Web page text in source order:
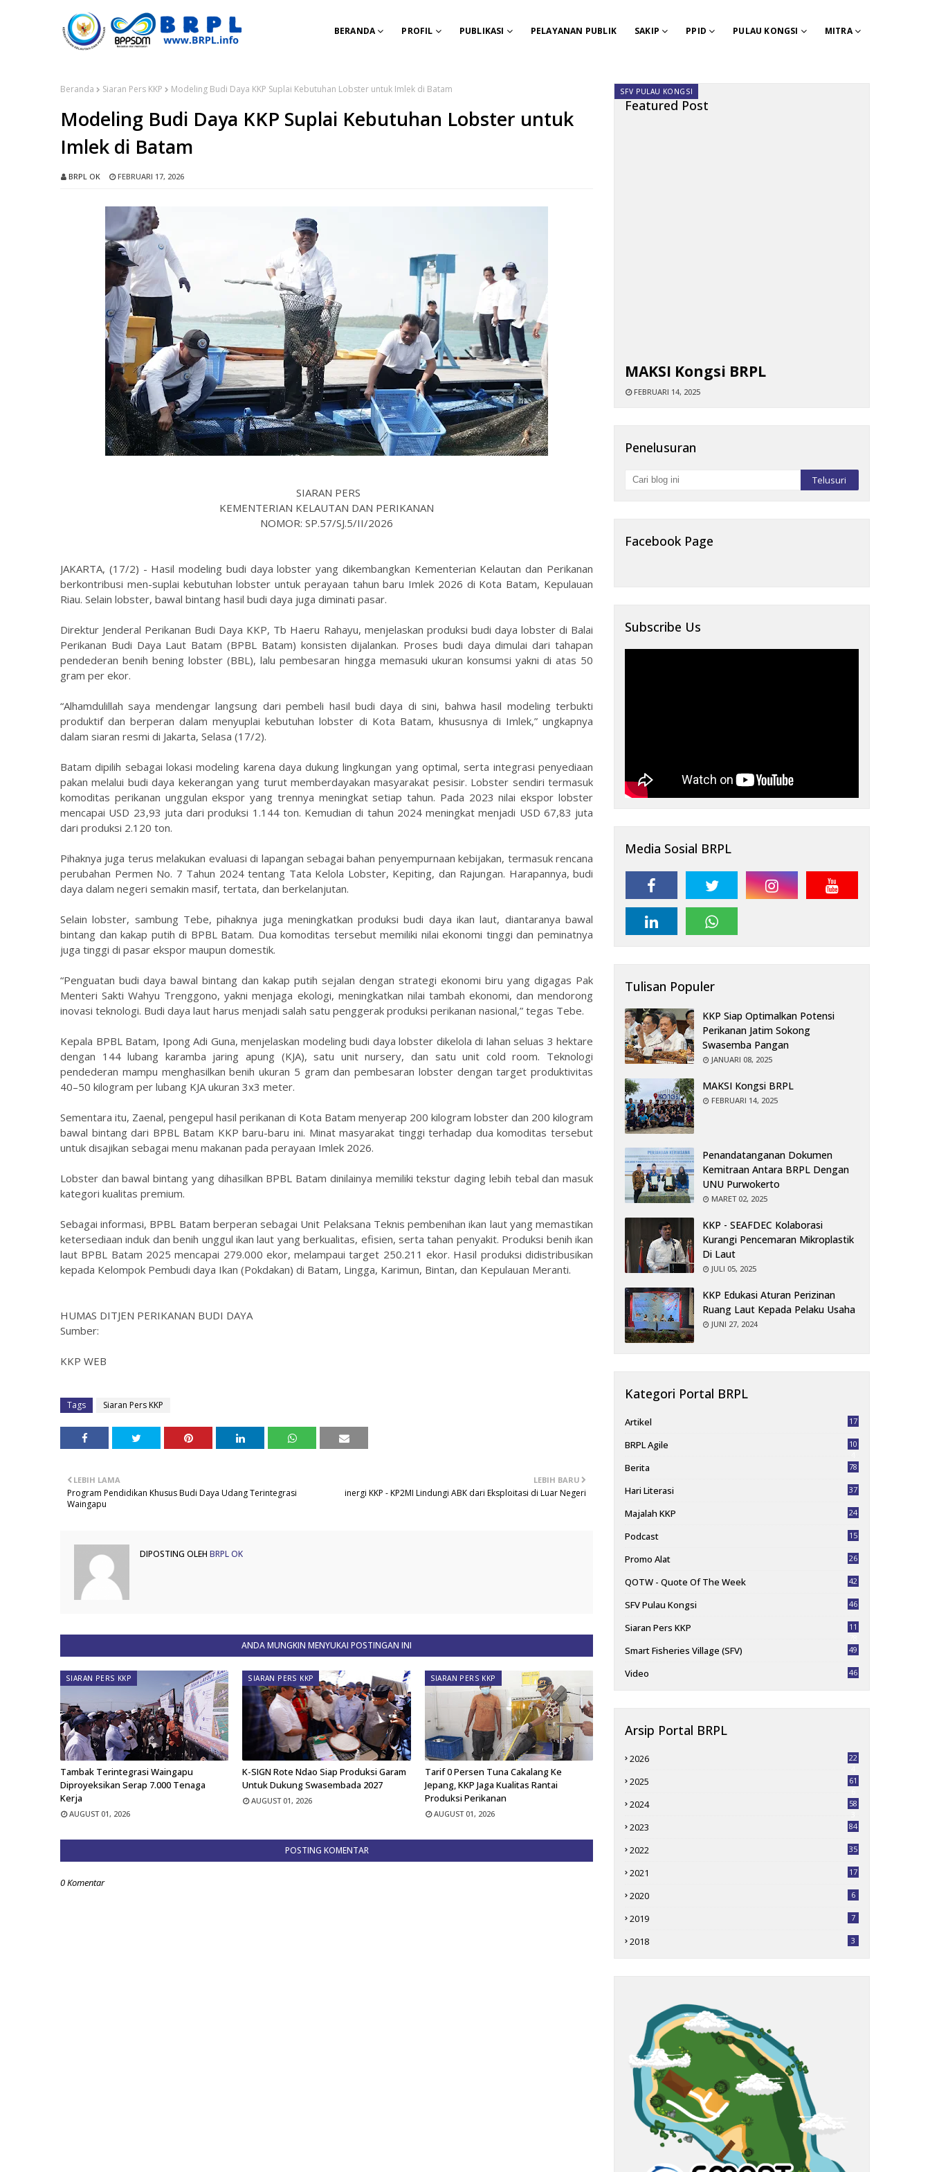
BERANDA PROFIL PUBLIKASI PELAYANAN PUBLIK SAKIP PPID PULAU KONGSI MITRA
Beranda Siaran Pers KKP Modeling Budi Daya KKP Suplai Kebutuhan Lobster untuk Imlek di Batam
Modeling Budi Daya KKP Suplai Kebutuhan Lobster untuk
Imlek di Batam
BRPL OK FEBRUARI 17, 2026
SIARAN PERS
KEMENTERIAN KELAUTAN DAN PERIKANAN
NOMOR: SP.57/SJ.5/II/2026
JAKARTA, (17/2) - Hasil modeling budi daya lobster yang dikembangkan Kementerian Kelautan dan Perikanan
berkontribusi men-suplai kebutuhan lobster untuk perayaan tahun baru Imlek 2026 di Kota Batam, Kepulauan
Riau. Selain lobster, bawal bintang hasil budi daya juga diminati pasar.
Direktur Jenderal Perikanan Budi Daya KKP, Tb Haeru Rahayu, menjelaskan produksi budi daya lobster di Balai
Perikanan Budi Daya Laut Batam (BPBL Batam) konsisten dijalankan. Proses budi daya dimulai dari tahapan
pendederan benih bening lobster (BBL), lalu pembesaran hingga memasuki ukuran konsumsi yakni di atas 50
gram per ekor.
“Alhamdulillah saya mendengar langsung dari pembeli hasil budi daya di sini, bahwa hasil modeling terbukti
produktif dan berperan dalam menyuplai kebutuhan lobster di Kota Batam, khususnya di Imlek,” ungkapnya
dalam siaran resmi di Jakarta, Selasa (17/2).
Batam dipilih sebagai lokasi modeling karena daya dukung lingkungan yang optimal, serta integrasi penyediaan
pakan melalui budi daya kekerangan yang turut memberdayakan masyarakat pesisir. Lobster sendiri termasuk
komoditas perikanan unggulan ekspor yang trennya meningkat setiap tahun. Pada 2023 nilai ekspor lobster
mencapai USD 23,93 juta dari produksi 1.144 ton. Kemudian di tahun 2024 meningkat menjadi USD 67,83 juta
dari produksi 2.120 ton.
Pihaknya juga terus melakukan evaluasi di lapangan sebagai bahan penyempurnaan kebijakan, termasuk rencana
perubahan Permen No. 7 Tahun 2024 tentang Tata Kelola Lobster, Kepiting, dan Rajungan. Harapannya, budi
daya dalam negeri semakin masif, tertata, dan berkelanjutan.
Selain lobster, sambung Tebe, pihaknya juga meningkatkan produksi budi daya ikan laut, diantaranya bawal
bintang dan kakap putih di BPBL Batam. Dua komoditas tersebut memiliki nilai ekonomi tinggi dan peminatnya
juga tinggi di pasar ekspor maupun domestik.
“Penguatan budi daya bawal bintang dan kakap putih sejalan dengan strategi ekonomi biru yang digagas Pak
Menteri Sakti Wahyu Trenggono, yakni menjaga ekologi, meningkatkan nilai tambah ekonomi, dan mendorong
inovasi teknologi. Budi daya laut harus menjadi salah satu penggerak produksi perikanan nasional,” tegas Tebe.
Kepala BPBL Batam, Ipong Adi Guna, menjelaskan modeling budi daya lobster dikelola di lahan seluas 3 hektare
dengan 144 lubang karamba jaring apung (KJA), satu unit nursery, dan satu unit cold room. Teknologi
pendederan mampu menghasilkan benih ukuran 5 gram dan pembesaran lobster dengan target produktivitas
40–50 kilogram per lubang KJA ukuran 3x3 meter.
Sementara itu, Zaenal, pengepul hasil perikanan di Kota Batam menyerap 200 kilogram lobster dan 200 kilogram
bawal bintang dari BPBL Batam KKP baru-baru ini. Minat masyarakat tinggi terhadap dua komoditas tersebut
untuk disajikan sebagai menu makanan pada perayaan Imlek 2026.
Lobster dan bawal bintang yang dihasilkan BPBL Batam dinilainya memiliki tekstur daging lebih tebal dan masuk
kategori kualitas premium.
Sebagai informasi, BPBL Batam berperan sebagai Unit Pelaksana Teknis pembenihan ikan laut yang memastikan
ketersediaan induk dan benih unggul ikan laut yang berkualitas, efisien, serta tahan penyakit. Produksi benih ikan
laut BPBL Batam 2025 mencapai 279.000 ekor, melampaui target 250.211 ekor. Hasil produksi didistribusikan
kepada Kelompok Pembudi daya Ikan (Pokdakan) di Batam, Lingga, Karimun, Bintan, dan Kepulauan Meranti.
HUMAS DITJEN PERIKANAN BUDI DAYA
Sumber:
KKP WEB
Tags Siaran Pers KKP
LEBIH BARU
inergi KKP - KP2MI Lindungi ABK dari Eksploitasi di Luar Negeri
LEBIH LAMA
Program Pendidikan Khusus Budi Daya Udang Terintegrasi
Waingapu
DIPOSTING OLEH BRPL OK
ANDA MUNGKIN MENYUKAI POSTINGAN INI
SIARAN PERS KKP
Tambak Terintegrasi Waingapu
Diproyeksikan Serap 7.000 Tenaga
Kerja
AUGUST 01, 2026
SIARAN PERS KKP
K-SIGN Rote Ndao Siap Produksi Garam
Untuk Dukung Swasembada 2027
AUGUST 01, 2026
SIARAN PERS KKP
Tarif 0 Persen Tuna Cakalang Ke
Jepang, KKP Jaga Kualitas Rantai
Produksi Perikanan
AUGUST 01, 2026
POSTING KOMENTAR
0 Komentar
Featured Post
SFV PULAU KONGSI
MAKSI Kongsi BRPL
FEBRUARI 14, 2025
Penelusuran
Facebook Page
Subscribe Us
Media Sosial BRPL
Tulisan Populer
KKP Siap Optimalkan Potensi
Perikanan Jatim Sokong
Swasemba Pangan
JANUARI 08, 2025
MAKSI Kongsi BRPL
FEBRUARI 14, 2025
Penandatanganan Dokumen
Kemitraan Antara BRPL Dengan
UNU Purwokerto
MARET 02, 2025
KKP - SEAFDEC Kolaborasi
Kurangi Pencemaran Mikroplastik
Di Laut
JULI 05, 2025
KKP Edukasi Aturan Perizinan
Ruang Laut Kepada Pelaku Usaha
JUNI 27, 2024
Kategori Portal BRPL
Artikel 17
BRPL Agile
10
Berita 78
Hari Literasi 37
Majalah KKP 24
Podcast 15
Promo Alat 26
QOTW - Quote Of The Week 42
SFV Pulau Kongsi 46
Siaran Pers KKP
11
Smart Fisheries Village (SFV) 49
Video 46
Arsip Portal BRPL
2026
22
2025
61
2024
58
2023 84
2022 35
2021 17
2020 6
2019 7
2018 3